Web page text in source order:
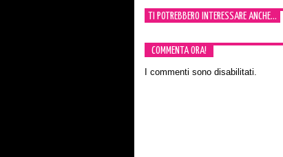
TI POTREBBERO INTERESSARE ANCHE...
COMMENTA ORA!
I commenti sono disabilitati.